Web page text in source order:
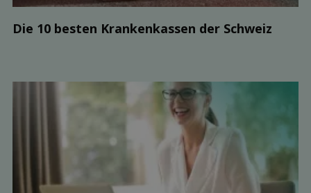
Die 10 besten Kranken­kassen der Schweiz